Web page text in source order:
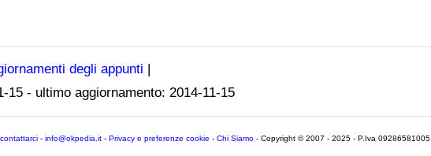
degli appunti |
15 - ultimo aggiornamento: 2014-11-15
- info@okpedia.it - Privacy e preferenze cookie - Chi Siamo - Copyright © 2007 - 2025 - P.Iva 09286581005